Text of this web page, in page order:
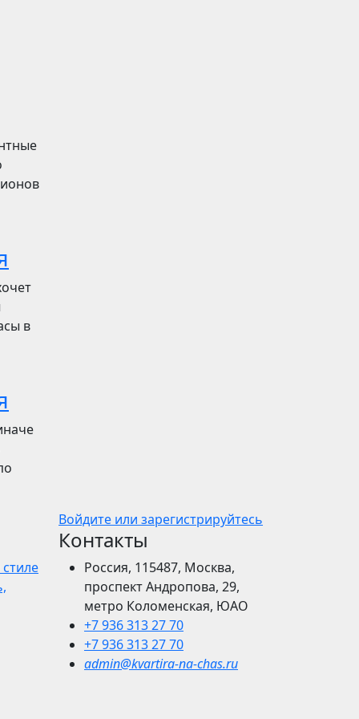
в
Войдите или зарегистрируйтесь
Контакты
Россия, 115487, Москва,
проспект Андропова, 29,
метро Коломенская, ЮАО
+7 936 313 27 70
+7 936 313 27 70
admin@kvartira-na-chas.ru